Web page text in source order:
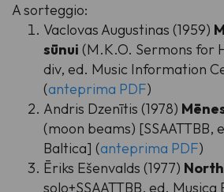
A sorteggio:
Vaclovas Augustinas (1959)
sūnui (M.K.O. Sermons for
div, ed. Music Information
(anteprima PDF)
Andris Dzenītis (1978)
(moon beams) [SSAATTBB,
Baltica] (anteprima PDF)
Ēriks Ešenvalds (1977)
solo+SSAATTBB, ed. Musica